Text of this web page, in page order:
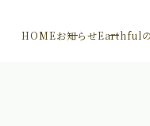
HOMEお知らせEarthfulの